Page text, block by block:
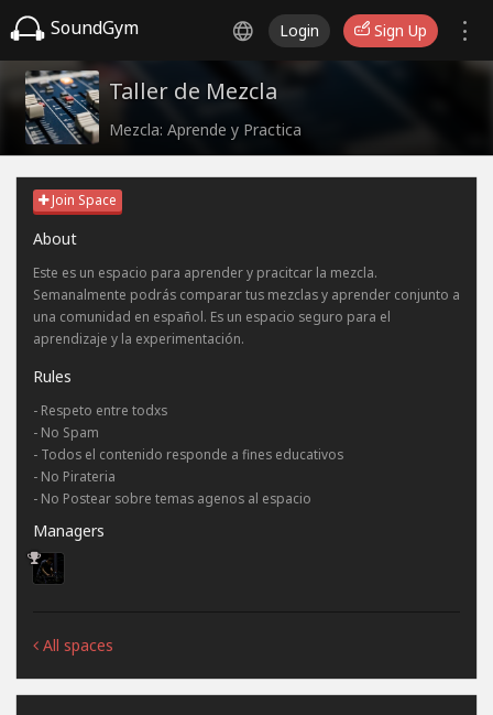
SoundGym Login Sign Up
Taller de Mezcla
Mezcla: Aprende y Practica
Join Space
About
Este es un espacio para aprender y pracitcar la mezcla.
Semanalmente podrás comparar tus mezclas y aprender conjunto a
una comunidad en español. Es un espacio seguro para el
aprendizaje y la experimentación.
Rules
- Respeto entre todxs
- No Spam
- Todos el contenido responde a fines educativos
- No Pirateria
- No Postear sobre temas agenos al espacio
Managers
All spaces